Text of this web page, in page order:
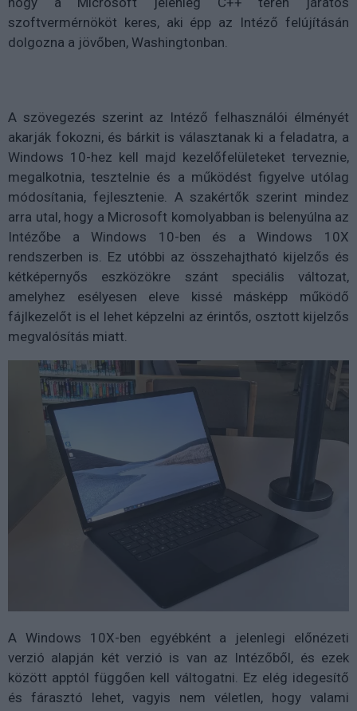
szoftvermérnököt keres, aki épp az Intéző felújításán
dolgozna a jövőben, Washingtonban.
A szövegezés szerint az Intéző felhasználói élményét
akarják fokozni, és bárkit is választanak ki a feladatra, a
Windows 10-hez kell majd kezelőfelületeket terveznie,
megalkotnia, tesztelnie és a működést figyelve utólag
módosítania, fejlesztenie. A szakértők szerint mindez
arra utal, hogy a Microsoft komolyabban is belenyúlna az
Intézőbe a Windows 10-ben és a Windows 10X
rendszerben is. Ez utóbbi az összehajtható kijelzős és
kétképernyős eszközökre szánt speciális változat,
amelyhez esélyesen eleve kissé másképp működő
fájlkezelőt is el lehet képzelni az érintős, osztott kijelzős
megvalósítás miatt.
A Windows 10X-ben egyébként a jelenlegi előnézeti
verzió alapján két verzió is van az Intézőből, és ezek
között apptól függően kell váltogatni. Ez elég idegesítő
és fárasztó lehet, vagyis nem véletlen, hogy valami